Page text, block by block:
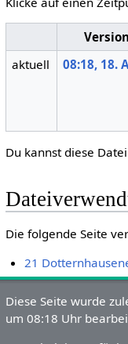
aktuell
08:18, 18.
Du kannst diese
Die folgende Seite
21
Diese Seite wurde
um 08:18 Uhr